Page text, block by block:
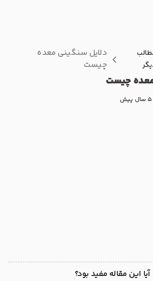
دلایل سنگینی معده
چیست
چیست
5 سال پیش
آیا این مقاله مفید بود؟